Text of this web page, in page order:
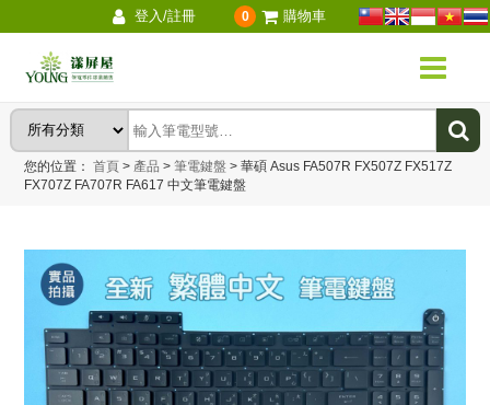
登入/註冊 0 購物車
您的位置：首頁 > 產品 > 筆電鍵盤 > 華碩 Asus FA507R FX507Z FX517Z
FX707Z FA707R FA617 中文筆電鍵盤